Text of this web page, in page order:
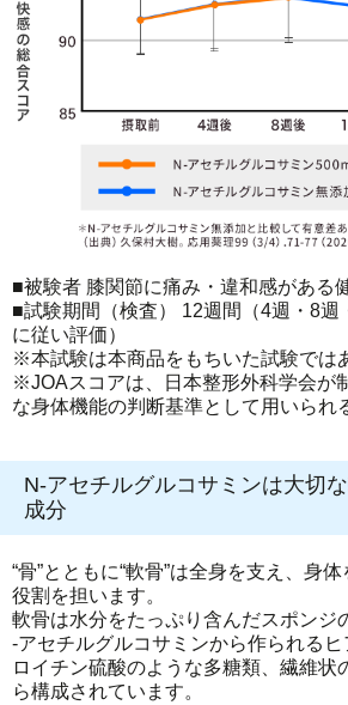
■被験者 膝関節に痛み・違和感がある
■試験期間（検査） 12週間（4週・8週
に従い評価）
※本試験は本商品をもちいた試験では
※JOAスコアは、日本整形外科学会が
な身体機能の判断基準として用いられ
N-アセチルグルコサミンは大切
成分
“骨”とともに“軟骨”は全身を支え、身
役割を担います。
軟骨は水分をたっぷり含んだスポンジ
-アセチルグルコサミンから作られる
ロイチン硫酸のような多糖類、繊維状
ら構成されています。